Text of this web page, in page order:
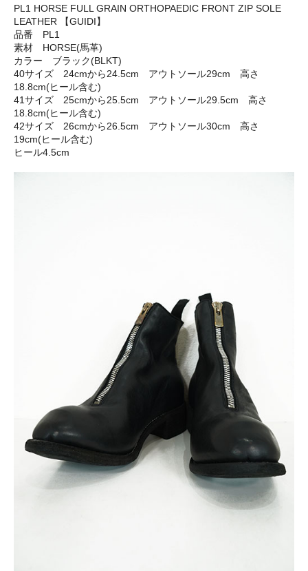
PL1 HORSE FULL GRAIN ORTHOPAEDIC FRONT ZIP SOLE
LEATHER 【GUIDI】
品番 PL1
素材 HORSE(馬革)
カラー ブラック(BLKT)
40サイズ 24cmから24.5cm アウトソール29cm 高さ
18.8cm(ヒール含む)
41サイズ 25cmから25.5cm アウトソール29.5cm 高さ
18.8cm(ヒール含む)
42サイズ 26cmから26.5cm アウトソール30cm 高さ
19cm(ヒール含む)
ヒール4.5cm